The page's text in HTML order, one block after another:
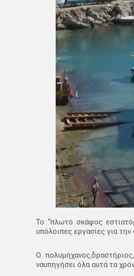
Το “πλωτό σκάφος
υπόλοιπες εργασίες για
Ο
ναυπηγήσει όλα αυτά τα